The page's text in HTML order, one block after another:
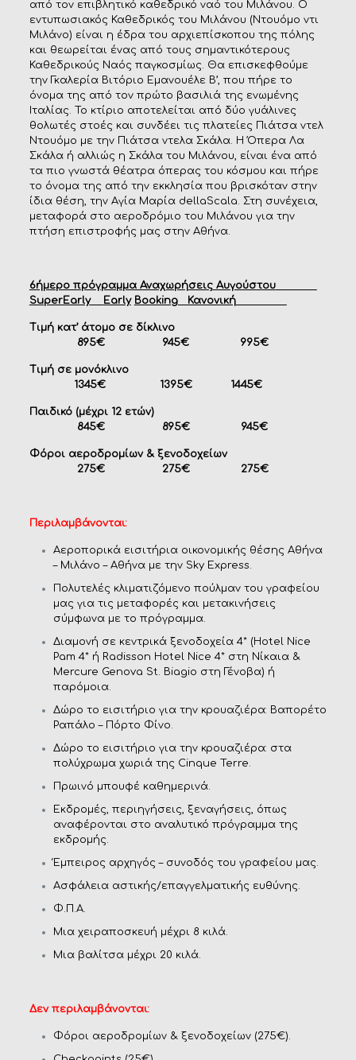
από τον επιβλητικό καθεδρικό ναό του Μιλάνου. Ο
εντυπωσιακός Καθεδρικός του Μιλάνου (Ντουόμο ντι
Μιλάνο) είναι η έδρα του αρχιεπίσκοπου της πόλης
και θεωρείται ένας από τους σημαντικότερους
Καθεδρικούς Ναός παγκοσμίως. Θα επισκεφθούμε
την Γκαλερία Βιτόριο Εμανουέλε Β’, που πήρε το
όνομα της από τον πρώτο βασιλιά της ενωμένης
Ιταλίας. Το κτίριο αποτελείται από δύο γυάλινες
θολωτές στοές και συνδέει τις πλατείες Πιάτσα ντελ
Ντουόμο με την Πιάτσα ντελα Σκάλα. Η Όπερα Λα
Σκάλα ή αλλιώς η Σκάλα του Μιλάνου, είναι ένα από
τα πιο γνωστά θέατρα όπερας του κόσμου και πήρε
το όνομα της από την εκκλησία που βρισκόταν στην
ίδια θέση, την Αγία Μαρία dellaScala. Στη συνέχεια,
μεταφορά στο αεροδρόμιο του Μιλάνου για την
πτήση επιστροφής μας στην Αθήνα.
6ήμερο πρόγραμμα Αναχωρήσεις Αυγούστου
SuperEarly
Early BookingΚανονική
Τιμή κατ’ άτομο σε δίκλινο
895€ 945€ 995€
Τιμή σε μονόκλινο
1345€ 1395€ 1445€
Παιδικό (μέχρι 12 ετών)
845€ 895€ 945€
Φόροι αεροδρομίων & ξενοδοχείων
275€ 275€ 275€
Περιλαμβάνονται:
Αεροπορικά εισιτήρια οικονομικής θέσης Αθήνα
– Μιλάνο – Αθήνα με την Sky Express.
Πολυτελές κλιματιζόμενο πούλμαν του γραφείου
μας για τις μεταφορές και μετακινήσεις
σύμφωνα με το πρόγραμμα.
Διαμονή σε κεντρικά ξενοδοχεία 4* (Hotel Nice
Pam 4* ή Radisson Hotel Nice 4* στη Νίκαια &
Mercure Genova St. Biagio στη Γένοβα) ή
παρόμοια.
Δώρο το εισιτήριο για την κρουαζιέρα: Βαπορέτο
Ραπάλο – Πόρτο Φίνο.
Δώρο το εισιτήριο για την κρουαζιέρα: στα
πολύχρωμα χωριά της Cinque Terre.
Πρωινό μπουφέ καθημερινά.
Εκδρομές, περιηγήσεις, ξεναγήσεις, όπως
αναφέρονται στο αναλυτικό πρόγραμμα της
εκδρομής.
Έμπειρος αρχηγός – συνοδός του γραφείου μας.
Ασφάλεια αστικής/επαγγελματικής ευθύνης.
Φ.Π.Α.
Μια χειραποσκευή μέχρι 8 κιλά.
Μια βαλίτσα μέχρι 20 κιλά.
Δεν περιλαμβάνονται:
Φόροι αεροδρομίων & ξενοδοχείων (275€).